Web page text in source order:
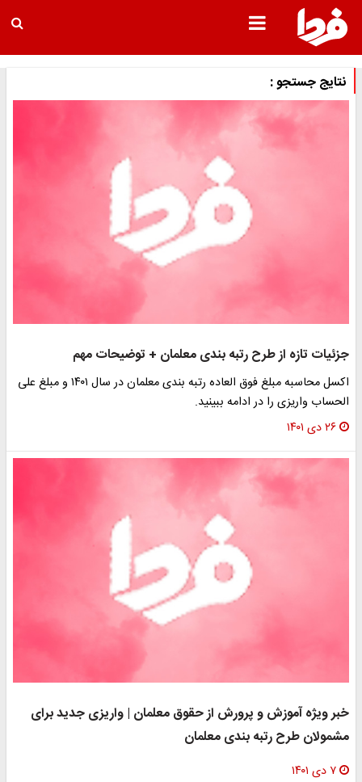
نتایج جستجو :
جزئیات تازه از طرح رتبه بندی معلمان + توضیحات مهم
اکسل محاسبه مبلغ فوق العاده رتبه بندی معلمان در سال ۱۴۰۱ و مبلغ علی
الحساب واریزی را در ادامه ببینید.
۲۶ دی ۱۴۰۱
خبر ویژه آموزش و پرورش از حقوق معلمان | واریزی جدید برای
مشمولان طرح رتبه بندی معلمان
۷ دی ۱۴۰۱